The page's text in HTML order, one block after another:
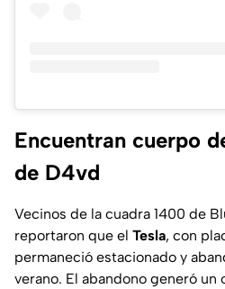
Encuentran cuerpo
de D4vd
Vecinos de la cuadra 1400 de
reportaron que el Tesla, con
permaneció estacionado y
verano. El abandono generó un